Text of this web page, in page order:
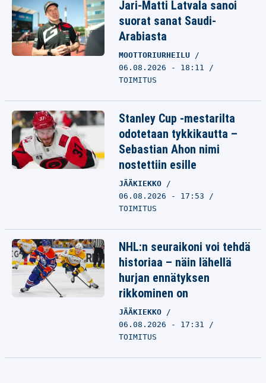
Jari-Matti Latvala sanoi
suorat sanat Saudi-
Arabiasta
MOOTTORIURHEILU
06.08.2026 - 18:11
TOIMITUS
Stanley Cup -mestarilta
odotetaan tykkikautta –
Sebastian Ahon nimi
nostettiin esille
JÄÄKIEKKO
06.08.2026 - 17:53
TOIMITUS
NHL:n seuraikoni voi tehdä
historiaa – näin lähellä
hurjan ennätyksen
rikkominen on
JÄÄKIEKKO
06.08.2026 - 17:31
TOIMITUS